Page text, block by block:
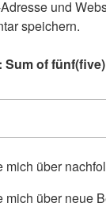
und
speichern.
of
mich über
mich über neue